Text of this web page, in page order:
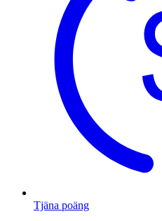
Tjäna poäng